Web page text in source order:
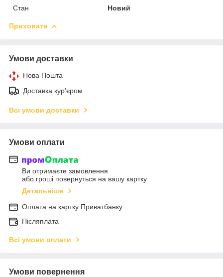
Стан Новий
Приховати
Умови доставки
Нова Пошта
Доставка кур'єром
Всі умови доставки
Умови оплати
Ви отримаєте замовлення
або гроші повернуться на вашу картку
Детальніше
Оплата на картку Приватбанку
Післяплата
Всі умови оплати
Умови повернення